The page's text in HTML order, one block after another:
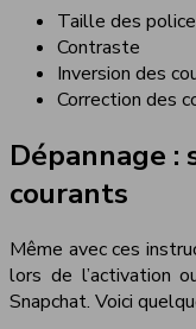
Taille des
Contraste
Inversion des
Correction des
Dépannage
courants
Même avec ces
lors de l’activation
Snapchat. Voici